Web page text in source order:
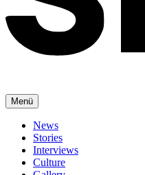
Menü
News
Stories
Interviews
Culture